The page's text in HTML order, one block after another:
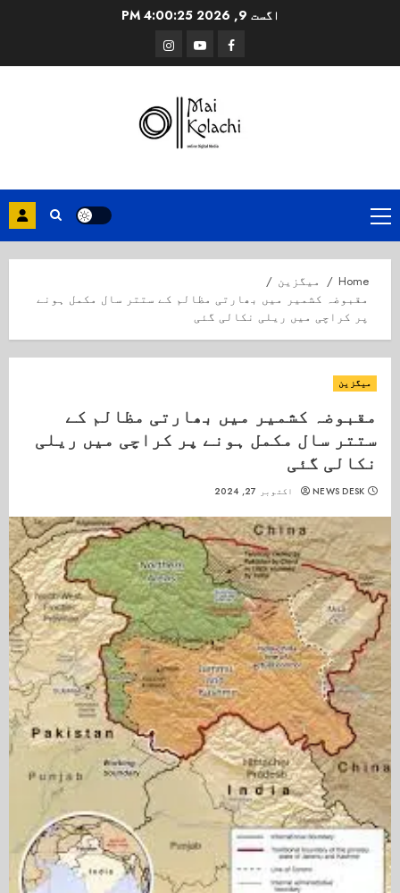
اگست 9, 2026 4:00:26 PM
Facebook
Youtube
Instagram
Primary
Menu
Home
میگزین
مقبوضہ کشمیر میں بھارتی مظالم کے ستتر سال مکمل ہونے
پر کراچی میں ریلی نکالی گئی
میگزین
مقبوضہ کشمیر میں بھارتی مظالم کے
ستتر سال مکمل ہونے پر کراچی میں ریلی
نکالی گئی
NEWS DESK اکتوبر 27, 2024